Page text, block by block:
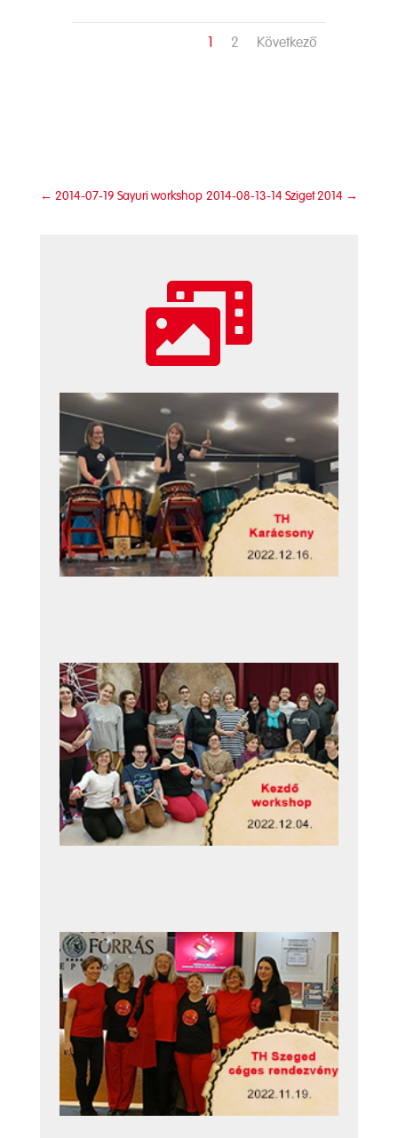
1 2 Következő
← 2014-07-19 Sayuri workshop 2014-08-13-14 Sziget 2014 →
